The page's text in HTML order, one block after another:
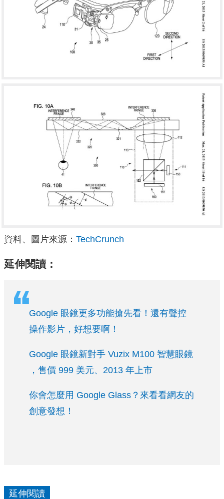
資料、圖片來源： TechCrunch
延伸閱讀：
Google 眼鏡更多功能搶先看！還有聲控
操作影片，好想要啊！
Google 眼鏡新對手 Vuzix M100 智慧眼鏡
，售價 999 美元、2013 年上市
你會怎麼用 Google Glass？來看看網友的
創意發想！
延伸閱讀